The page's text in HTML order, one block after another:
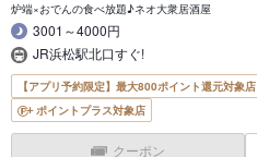
炉端×おでんの食べ放題♪ネオ大衆居酒屋
3001～4000円
JR浜松駅北口すぐ!
【アプリ予約限定】最大800ポイント還元対象店
ポイントプラス対象店
クーポン